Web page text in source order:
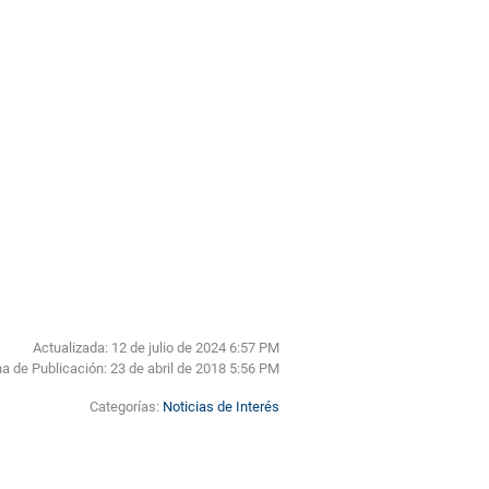
Actualizada: 12 de julio de 2024 6:57 PM
de Publicación: 23 de abril de 2018 5:56 PM
Categorías: Noticias de Interés